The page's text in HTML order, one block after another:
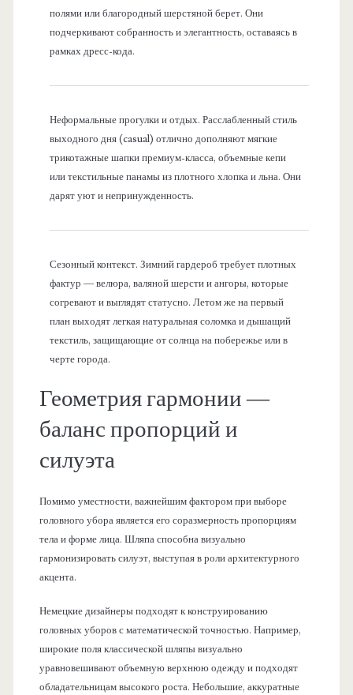
полями или благородный шерстяной берет. Они
подчеркивают собранность и элегантность, оставаясь в
рамках дресс-кода.
Неформальные прогулки и отдых. Расслабленный стиль
выходного дня (casual) отлично дополняют мягкие
трикотажные шапки премиум-класса, объемные кепи
или текстильные панамы из плотного хлопка и льна. Они
дарят уют и непринужденность.
Сезонный контекст. Зимний гардероб требует плотных
фактур — велюра, валяной шерсти и ангоры, которые
согревают и выглядят статусно. Летом же на первый
план выходят легкая натуральная соломка и дышащий
текстиль, защищающие от солнца на побережье или в
черте города.
Геометрия гармонии —
баланс пропорций и
силуэта
Помимо уместности, важнейшим фактором при выборе
головного убора является его соразмерность пропорциям
тела и форме лица. Шляпа способна визуально
гармонизировать силуэт, выступая в роли архитектурного
акцента.
Немецкие дизайнеры подходят к конструированию
головных уборов с математической точностью. Например,
широкие поля классической шляпы визуально
уравновешивают объемную верхнюю одежду и подходят
обладательницам высокого роста. Небольшие, аккуратные